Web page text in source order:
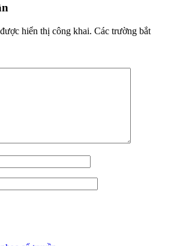
hiển thị công khai. Các trường bắt